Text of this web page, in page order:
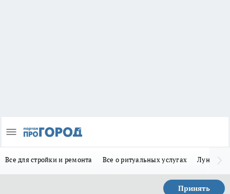
Все для стройки и ремонта Все о ритуальных услугах Лунно-
Принять